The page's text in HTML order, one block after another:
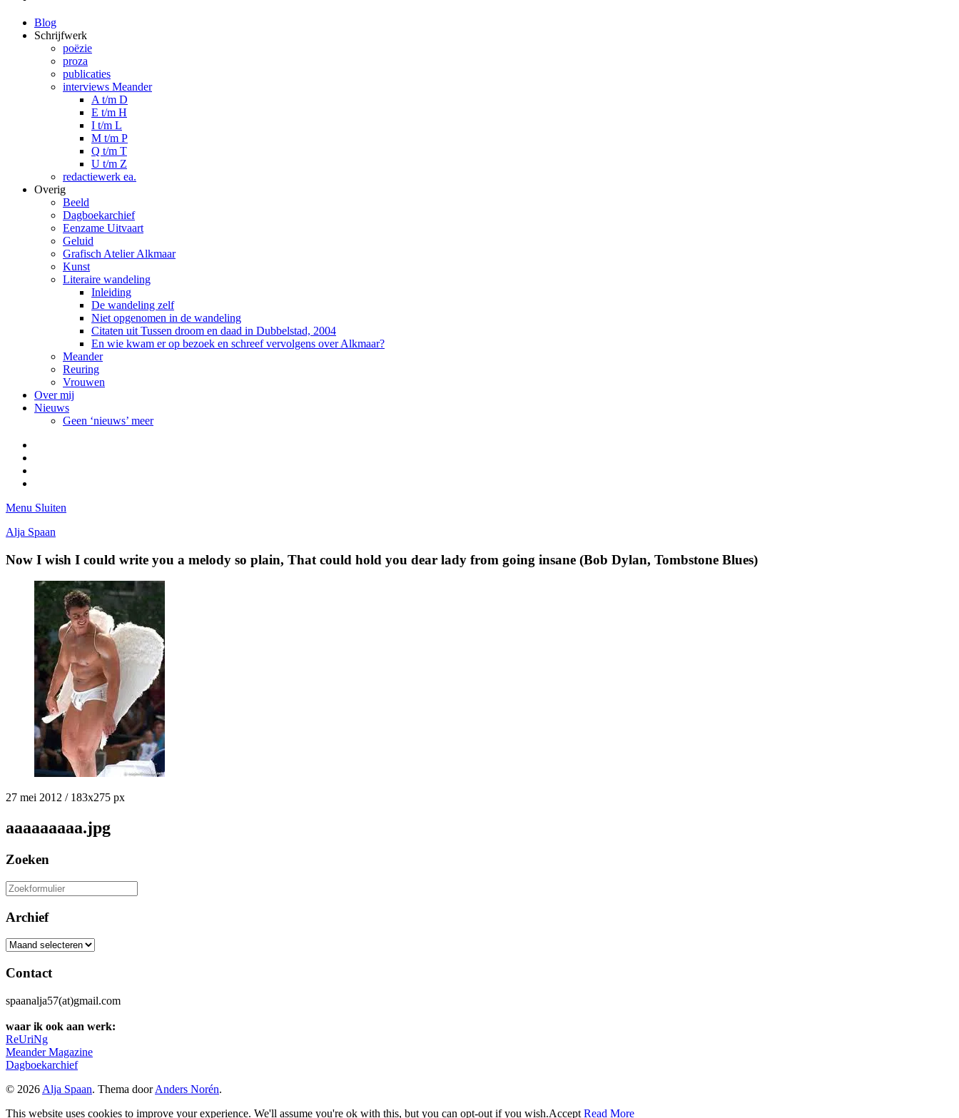
Blog
Schrijfwerk
poëzie
proza
publicaties
interviews Meander
A t/m D
E t/m H
I t/m L
M t/m P
Q t/m T
U t/m Z
redactiewerk ea.
Overig
Beeld
Dagboekarchief
Eenzame Uitvaart
Geluid
Grafisch Atelier Alkmaar
Kunst
Literaire wandeling
Inleiding
De wandeling zelf
Niet opgenomen in de wandeling
Citaten uit Tussen droom en daad in Dubbelstad, 2004
En wie kwam er op bezoek en schreef vervolgens over Alkmaar?
Meander
Reuring
Vrouwen
Over mij
Nieuws
Geen ‘nieuws’ meer
Menu Sluiten
Alja Spaan
Now I wish I could write you a melody so plain, That could hold you dear lady from going insane (Bob Dylan, Tombstone Blues)
27 mei 2012 /183x275 px
aaaaaaaaa.jpg
Zoeken
Zoeken
naar:
Archief
Archief
Contact
spaanalja57(at)gmail.com
waar ik ook aan werk:
ReUriNg
Meander Magazine
Dagboekarchief
© 2026 Alja Spaan. Thema doorAnders Norén.
This website uses cookies to improve your experience. We'll assume you're ok with this, but you can opt-out if you wish.Accept Read More